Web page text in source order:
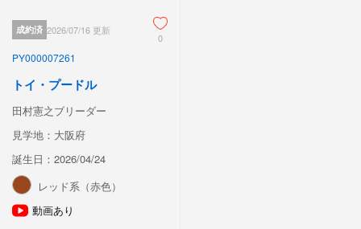
成約済 2026/07/16 更新
0
PY000007261
トイ・プードル
田村憲之ブリーダー
見学地：大阪府
誕生日：2026/04/24
レッド系（赤色）
動画あり